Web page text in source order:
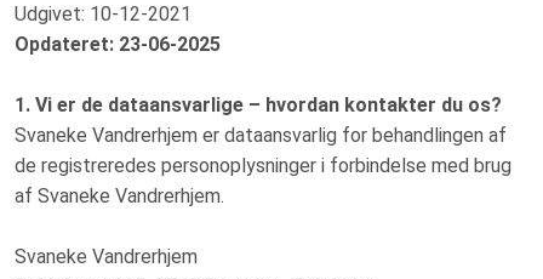
Udgivet: 10-12-2021
Opdateret: 23-06-2025
1. Vi er de dataansvarlige – hvordan kontakter du os?
Svaneke Vandrerhjem er dataansvarlig for behandlingen af
de registreredes personoplysninger i forbindelse med brug
af Svaneke Vandrerhjem.
Svaneke Vandrerhjem